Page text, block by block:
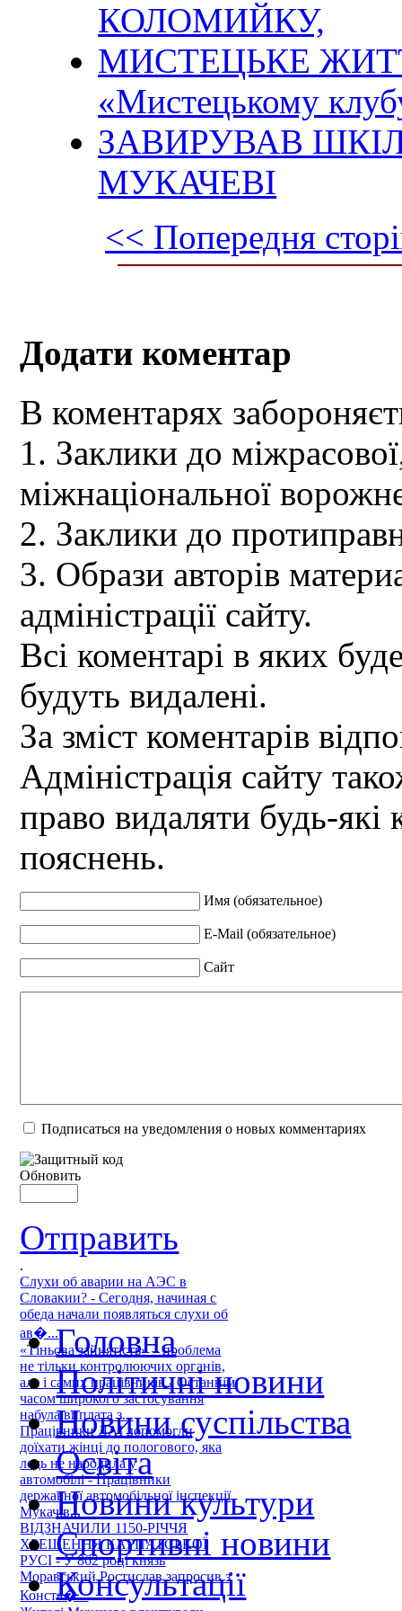
КОЛОМИЙКУ,
МИСТЕЦЬКЕ
«Мистецькому
ЗАВИРУВАВ
МУКАЧЕВІ
<< Попередня
Додати коментар
В коментарях
1. Заклики до
міжнаціональної
2. Заклики до
3. Образи авторів
адміністрації сайту.
Всі коментарі в яких
будуть видалені.
За зміст коментарів
Адміністрація сайту
право видаляти будь-які
пояснень.
Имя (обязательное)
E-Mail (обязательное)
Сайт
Подписаться на уведомления о новых комментариях
Обновить
Отправить
.
Слухи об аварии на АЭС в
Словакии? - Сегодня, начиная с
обеда начали появляться слухи об
ав�...
«Тіньова зайнятість» – проблема
не тільки контролюючих органів,
але і самих працівників - Останнім
часом широкого застосування
набула виплата з...
Працівники ДАІ допомогли
доїхати жінці до пологового, яка
ледь не народила у
автомобілі - Працівники
державної автомобільної інспекції
Мукачів...
ВІДЗНАЧИЛИ 1150-РІЧЧЯ
ХРЕЩЕННЯ КАРПАТСЬКОЇ
РУСІ - У 862 році князь
Моравський Ростислав запросив з
Конста�...
Головна
Політичні новини
Новини суспільства
Освіта
Новини культури
Спортивні новини
Консультації